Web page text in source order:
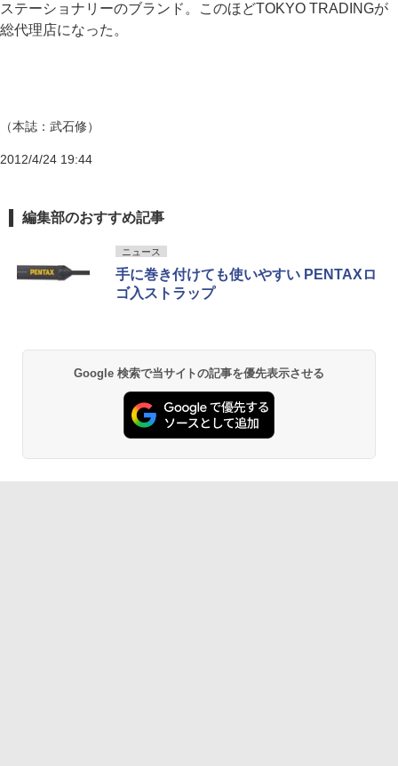
ステーショナリーのブランド。このほどTOKYO TRADINGが
総代理店になった。
（本誌：武石修）
2012/4/24 19:44
編集部のおすすめ記事
ニュース
手に巻き付けても使いやすい PENTAXロ
ゴ入ストラップ
Google 検索で当サイトの記事を優先表示させる